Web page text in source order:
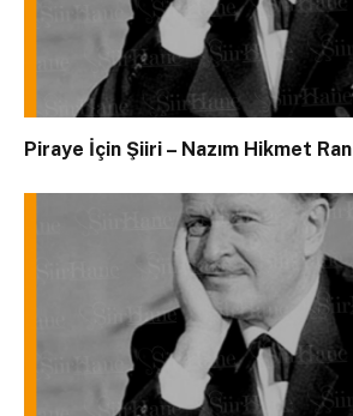
Piraye İçin Şiiri – Nazım Hikmet Ran